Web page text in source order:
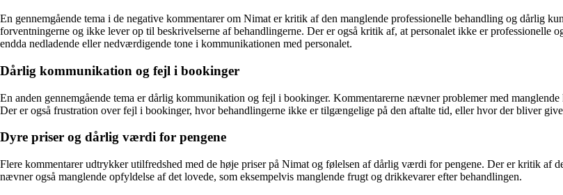
En gennemgående tema i de negative kommentarer om Nimat er kritik af den manglende professionelle behandling og dårlig
forventningerne og ikke lever op til beskrivelserne af behandlingerne. Der er også kritik af, at personalet ikke er
endda nedladende eller nedværdigende tone i kommunikationen med personalet.
Dårlig kommunikation og fejl i bookinger
En anden gennemgående tema er dårlig kommunikation og fejl i bookinger. Kommentarerne nævner problemer med
Der er også frustration over fejl i bookinger, hvor behandlingerne ikke er tilgængelige på den aftalte tid, eller hvor der bliver
Dyre priser og dårlig værdi for pengene
Flere kommentarer udtrykker utilfredshed med de høje priser på Nimat og følelsen af dårlig værdi for pengene. Der er kritik af
nævner også manglende opfyldelse af det lovede, som eksempelvis manglende frugt og drikkevarer efter behandlingen.